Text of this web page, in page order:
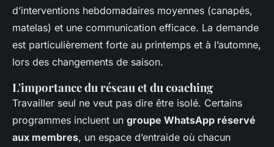
d’interventions hebdomadaires moyennes (canapés,
matelas) et une communication efficace. La demande
est particulièrement forte au printemps et à l’automne,
lors des changements de saison.
L'importance du réseau et du coaching
Travailler seul ne veut pas dire être isolé. Certains
programmes incluent un groupe WhatsApp réservé
aux membres, un espace d’entraide où chacun